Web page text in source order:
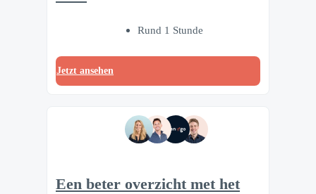
Rund 1 Stunde
Jetzt ansehen
Een beter overzicht met het